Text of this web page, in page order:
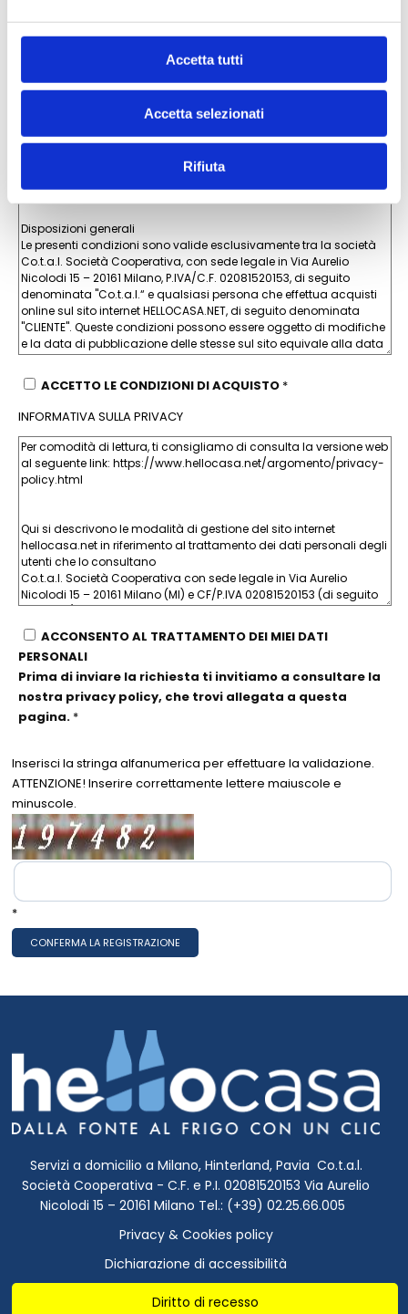
Accetta tutti
Accetta selezionati
Rifiuta
Vuoi iscriverti alla newsletter?
NO
SI
Vuoi ricevere offerte promozionali e/o pubblicità?
NO
SI
ACCETTO LE CONDIZIONI DI ACQUISTO *
INFORMATIVA SULLA PRIVACY
ACCONSENTO AL TRATTAMENTO DEI MIEI DATI
PERSONALI
Prima di inviare la richiesta ti invitiamo a consultare la
nostra privacy policy, che trovi allegata a questa
pagina. *
Inserisci la stringa alfanumerica per effettuare la validazione.
ATTENZIONE! Inserire correttamente lettere maiuscole e
minuscole.
*
Servizi a domicilio a Milano, Hinterland, Pavia Co.t.a.l.
Società Cooperativa - C.F. e P.I. 02081520153 Via Aurelio
Nicolodi 15 – 20161 Milano Tel.: (+39) 02.25.66.005
Privacy & Cookies policy
Dichiarazione di accessibilità
Diritto di recesso